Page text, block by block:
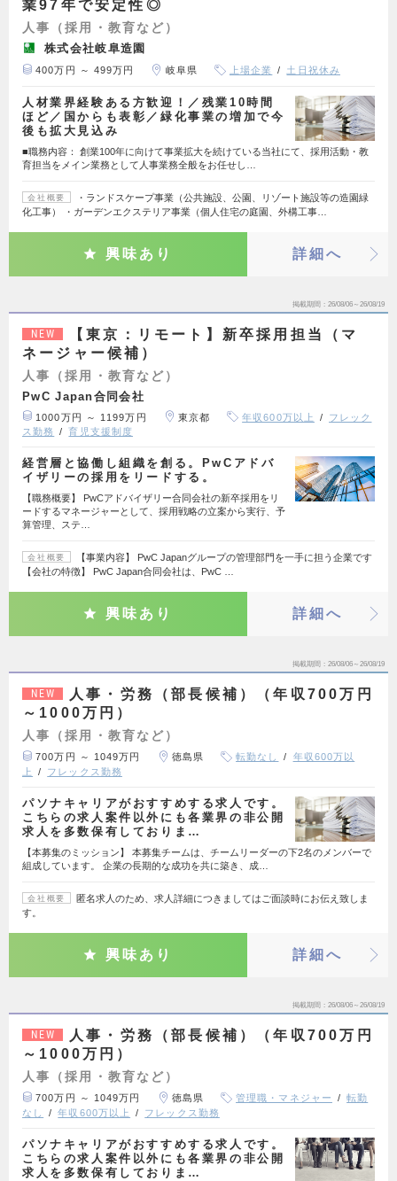
業97年で安定性◎
人事（採用・教育など）
株式会社岐阜造園
400万円 ～ 499万円 岐阜県 上場企業 土日祝休み
人材業界経験ある方歓迎！／残業10時間
ほど／国からも表彰／緑化事業の増加で今
後も拡大見込み
■職務内容： 創業100年に向けて事業拡大を続けている当社にて、採用活動・教
育担当をメイン業務として人事業務全般をお任せし…
会社概要
・ランドスケープ事業（公共施設、公園、リゾート施設等の造園緑
化工事） ・ガーデンエクステリア事業（個人住宅の庭園、外構工事…
興味あり 詳細へ
掲載期間 26/08/06～26/08/19
NEW
【東京：リモート】新卒採用担当（マ
ネージャー候補）
人事（採用・教育など）
PwC Japan合同会社
1000万円 ～ 1199万円 東京都 年収600万以上
フレック
ス勤務
育児支援制度
経営層と協働し組織を創る。PwCアドバ
イザリーの採用をリードする。
【職務概要】 PwCアドバイザリー合同会社の新卒採用をリ
ードするマネージャーとして、採用戦略の立案から実行、予
算管理、ステ…
会社概要
【事業内容】 PwC Japanグループの管理部門を一手に担う企業です
【会社の特徴】 PwC Japan合同会社は、PwC …
興味あり 詳細へ
掲載期間 26/08/06～26/08/19
NEW
人事・労務（部長候補）（年収700万円
～1000万円）
人事（採用・教育など）
700万円 ～ 1049万円 徳島県 転勤なし
年収600万以
上
フレックス勤務
パソナキャリアがおすすめする求人です。
こちらの求人案件以外にも各業界の非公開
求人を多数保有しておりま…
【本募集のミッション】 本募集チームは、チームリーダーの下2名のメンバーで
組成しています。 企業の長期的な成功を共に築き、成…
会社概要
匿名求人のため、求人詳細につきましてはご面談時にお伝え致しま
す。
興味あり 詳細へ
掲載期間 26/08/06～26/08/19
NEW
人事・労務（部長候補）（年収700万円
～1000万円）
人事（採用・教育など）
700万円 ～ 1049万円 徳島県 管理職・マネジャー
転勤
なし
年収600万以上 フレックス勤務
パソナキャリアがおすすめする求人です。
こちらの求人案件以外にも各業界の非公開
求人を多数保有しておりま…